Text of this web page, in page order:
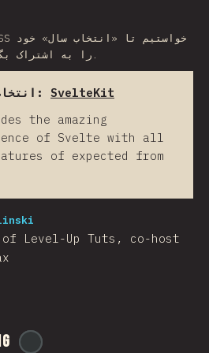
را به اشتراک بگذارند.
انتخاب من در سال 2021: SvelteKit
the amazing
of Svelte with all
of expected from
Level-Up Tuts, co-host